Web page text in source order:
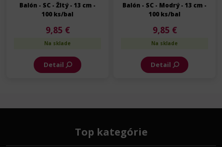
Balón - SC - Žltý - 13 cm -
100 ks/bal
9,85 €
Na sklade
Detail
Balón - SC - Modrý - 13 cm -
100 ks/bal
9,85 €
Na sklade
Detail
Top kategórie